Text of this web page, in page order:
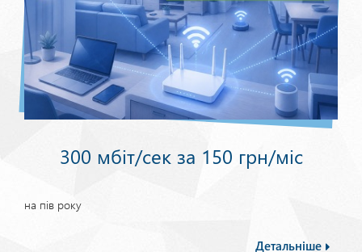
300 мбіт/сек за 150 грн/міс
на пів року
Детальніше